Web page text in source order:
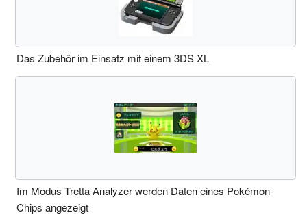
Das Zubehör im Einsatz mit einem 3DS XL
Im Modus Tretta Analyzer werden Daten eines Pokémon-
Chips angezeigt